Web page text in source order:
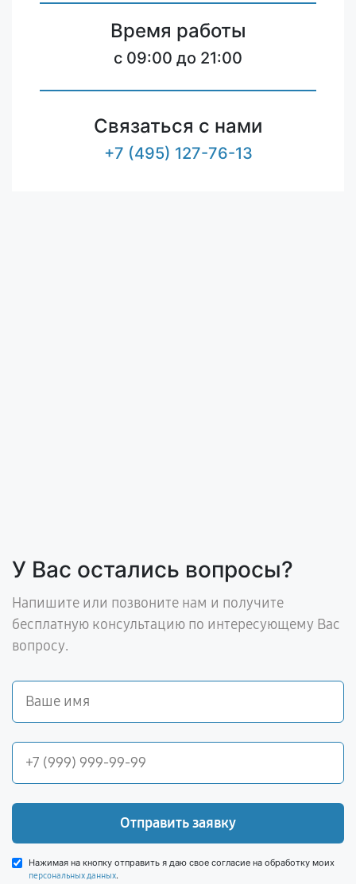
Время работы
c 09:00 до 21:00
Связаться с нами
+7 (495) 127-76-13
У Вас остались вопросы?
Напишите или позвоните нам и получите
бесплатную консультацию по интересующему Вас
вопросу.
Отправить заявку
Нажимая на кнопку отправить я даю свое согласие на обработку моих
персональных данных.